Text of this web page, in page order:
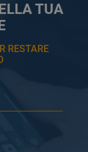
TUA
RESTARE